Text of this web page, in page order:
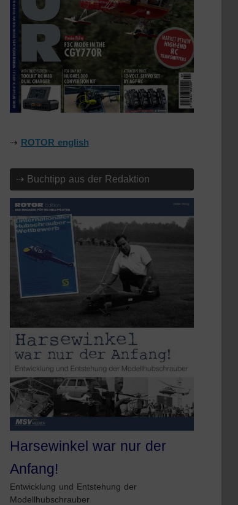
⇢ ROTOR english
⇢ Buchtipp aus der Redaktion
Harsewinkel war nur der
Anfang!
Entwicklung und Entstehung der
Modellhubschrauber